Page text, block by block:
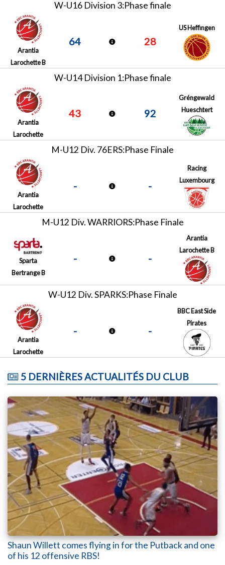
W-U16 Division 3:Phase finale
Arantia
Larochette B
64 28
US Heffingen
W-U14 Division 1:Phase finale
Arantia
Larochette
43 92
Gréngewald
Hueschtert
M-U12 Div. 76ERS:Phase Finale
Arantia
Larochette
- -
Racing
Luxembourg
M-U12 Div. WARRIORS:Phase Finale
Sparta
Bertrange B
- -
Arantia
Larochette B
W-U12 Div. SPARKS:Phase Finale
Arantia
Larochette
- -
BBC East Side
Pirates
5 DERNIÈRES ACTUALITÉS DU CLUB
Shaun Willett comes flying in for the Putback and one
of his 12 offensive RBS!